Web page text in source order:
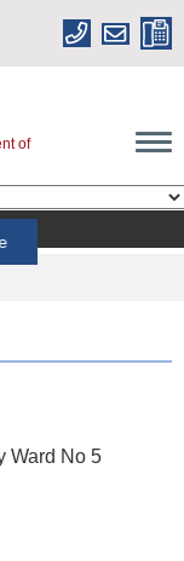
of
Ward No 5